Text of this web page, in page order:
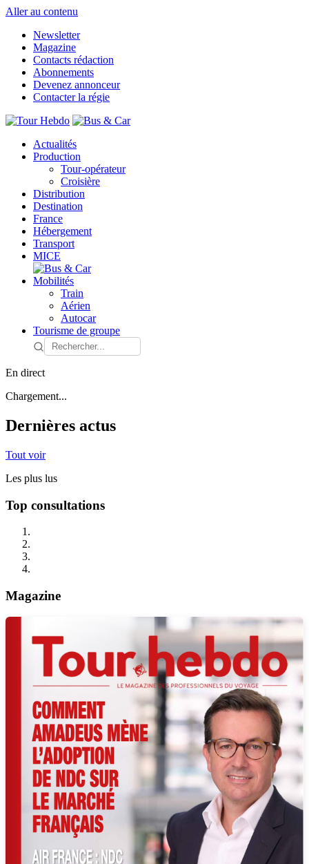
Aller au contenu
Newsletter
Magazine
Contacts rédaction
Abonnements
Devenez annonceur
Contacter la régie
Actualités
Production
Tour-opérateur
Croisière
Distribution
Destination
France
Hébergement
Transport
MICE
Mobilités
Train
Aérien
Autocar
Tourisme de groupe
En direct
Chargement...
Dernières actus
Tout voir
Les plus lus
Top consultations
Magazine